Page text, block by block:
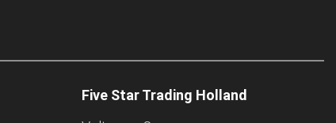
Five Star Trading Holland